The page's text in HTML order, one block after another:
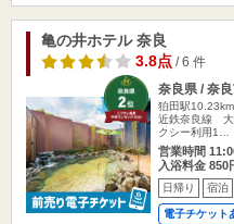
亀の井ホテル 奈良
3.8点/ 6 件
奈良県 / 奈
狛田駅10.23km
近鉄奈良線 大
クシー利用1…
営業時間
入浴料金 850
日帰り 宿泊
電子チケット